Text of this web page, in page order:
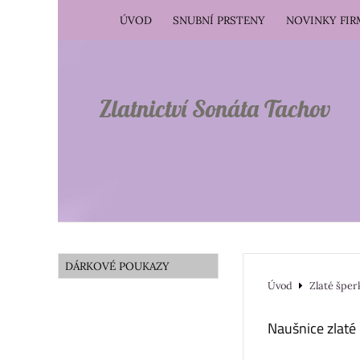
Zlatnictví Sonáta Tachov
ÚVOD SNUBNÍ PRSTENY NOVINKY
Úvod Zlaté
Naušnice
DÁRKOVÉ POUKAZY